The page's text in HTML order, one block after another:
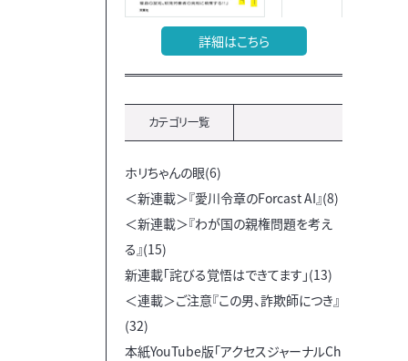
詳細はこちら
カテゴリ一覧
ホリちゃんの眼(6)
＜新連載＞『愛川令章のForcast AI』(8)
＜新連載＞『わが国の親権問題を考え
る』(15)
新連載「詫びる覚悟はできてます」(13)
＜連載＞ご注意『この男、詐欺師につき』
(32)
本紙YouTube版「アクセスジャーナルCh